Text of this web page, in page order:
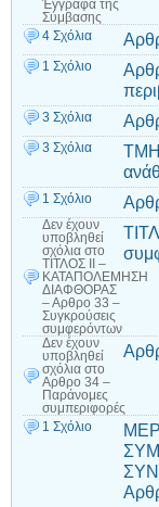
Έγγραφα της
Σύμβασης
4 Σχόλια
1 Σχόλιο
3 Σχόλια
3 Σχόλια
1 Σχόλιο
Δεν έχουν
υποβληθεί
σχόλια στο
ΤΙΤΛΟΣ ΙΙ –
ΚΑΤΑΠΟΛΕΜΗΣΗ
ΔΙΑΦΘΟΡΑΣ
– Αρθρο 33 –
Συγκρούσεις
συμφερόντων
Δεν έχουν
υποβληθεί
σχόλια στο
Αρθρο 34 –
Παράνομες
συμπεριφορές
1 Σχόλιο